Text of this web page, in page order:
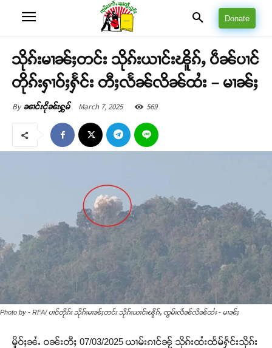
Donate
သိုၵ်းမၢၼ်ႈတင်း သိုၵ်းယၢင်းၽိူၵ်ႇ ပဵၼ်ပၢင်
တိုၵ်းႁၢဝ်ႈႁႅင်း တီႈလႅၼ်လိၼ်ထႆး – မၢၼ်ႈ
By ၼၢင်းငိုၼ်းႁွမ် March 7, 2025 569
Photo by - RFA/ ပၢင်တိုၵ်း သိုၵ်းမၢၼ်ႈတင်း သိုၵ်းယၢင်းၽိူၵ်ႇ ၸွမ်းလႅၼ်လိၼ်ထႆး - မၢၼ်ႈ
မိူဝ်ႈၼႆႉ ဝၼ်းတီႈ 07/03/2025 ယၢမ်းၵၢင်ၼႂ် သိုၵ်းထႆးထႅမ်ႁႅင်းသိုၵ်း